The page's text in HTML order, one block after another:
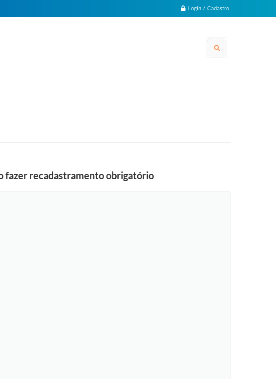
Login / Cadastro
fazer recadastramento obrigatório